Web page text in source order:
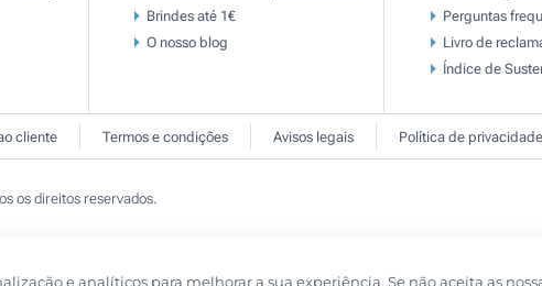
Brindes até 1€
O nosso blog
Perguntas
Livro de
Índice de
cliente Termos e condições Avisos legais Política de privacidade
os direitos reservados.
e analíticos para melhorar a sua experiência. Se não aceita as